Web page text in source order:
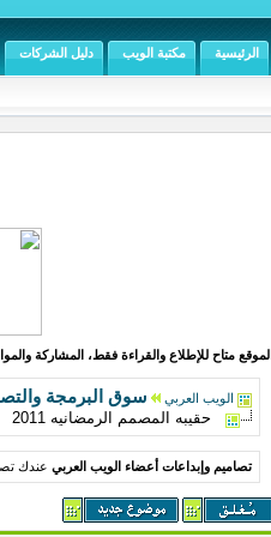
الرئيسية مكتبة الويب دليل الشركات
الموقع متاح للإطلاع والقراءة فقط، المشاركة
الويب العربي سوق البرمجة
حقيبه المصمم الرمضانيه 2011
تصاميم وإبداعات أعضاء الويب العربي عندك